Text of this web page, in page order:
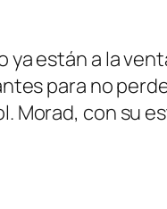
están a la
para no
Morad, con su